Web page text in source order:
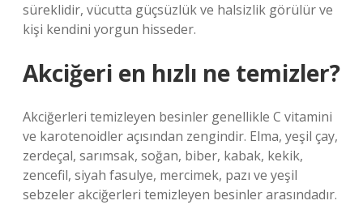
süreklidir, vücutta güçsüzlük ve halsizlik görülür ve
kişi kendini yorgun hisseder.
Akciğeri en hızlı ne temizler?
Akciğerleri temizleyen besinler genellikle C vitamini
ve karotenoidler açısından zengindir. Elma, yeşil çay,
zerdeçal, sarımsak, soğan, biber, kabak, kekik,
zencefil, siyah fasulye, mercimek, pazı ve yeşil
sebzeler akciğerleri temizleyen besinler arasındadır.